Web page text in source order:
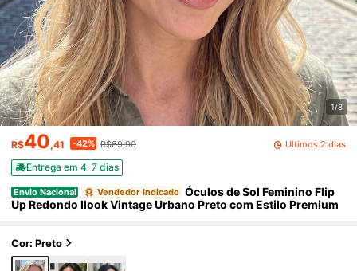
1/8
R$40,41 -42% R$69,90 Últimos 2 dias
Entrega em 4-7 dias
Envio Nacional Vendedor Indicado Óculos de Sol Feminino Flip
Up Redondo Ilook Vintage Urbano Preto com Estilo Premium
Cor: Preto